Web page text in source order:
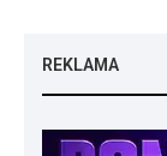
REKLAMA